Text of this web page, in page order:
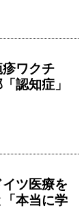
ワクチ
認知症」
ツ医療を
本当に学